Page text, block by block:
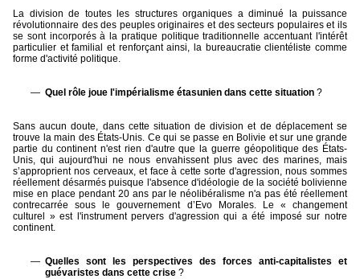
La division de toutes les structures organiques a diminué la puissance
révolutionnaire des des peuples originaires et des secteurs populaires et ils
se sont incorporés à la pratique politique traditionnelle accentuant l'intérêt
particulier et familial et renforçant ainsi, la bureaucratie clientéliste comme
forme d'activité politique.
Quel rôle joue l'impérialisme étasunien dans cette situation ?
Sans aucun doute, dans cette situation de division et de déplacement se
trouve la main des États-Unis. Ce qui se passe en Bolivie et sur une grande
partie du continent n'est rien d'autre que la guerre géopolitique des États-
Unis, qui aujourd'hui ne nous envahissent plus avec des marines, mais
s’approprient nos cerveaux, et face à cette sorte d'agression, nous sommes
réellement désarmés puisque l'absence d'idéologie de la société bolivienne
mise en place pendant 20 ans par le néolibéralisme n'a pas été réellement
contrecarrée sous le gouvernement d’Evo Morales. Le « changement
culturel » est l'instrument pervers d'agression qui a été imposé sur notre
continent.
Quelles sont les perspectives des forces anti-capitalistes et
guévaristes dans cette crise ?